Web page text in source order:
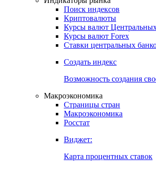
Поиск индексов
Криптовалюты
Курсы валют
Курсы валют Forex
Ставки центральных
Создать индекс
Возможность создания
Макроэкономика
Страницы стран
Макроэкономика
Росстат
Виджет:
Карта процентных ставок